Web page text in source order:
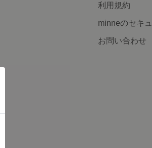
利用規約
minneのセキ
お問い合わせ